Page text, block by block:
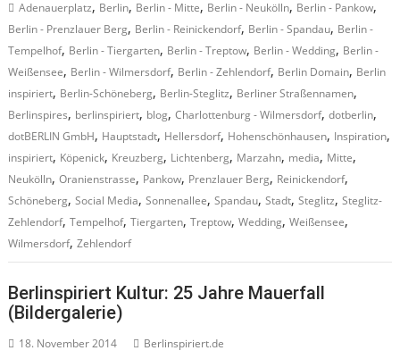
Adenauerplatz, Berlin, Berlin - Mitte, Berlin - Neukölln, Berlin - Pankow,
Berlin - Prenzlauer Berg, Berlin - Reinickendorf, Berlin - Spandau, Berlin -
Tempelhof, Berlin - Tiergarten, Berlin - Treptow, Berlin - Wedding, Berlin -
Weißensee, Berlin - Wilmersdorf, Berlin - Zehlendorf, Berlin Domain, Berlin
inspiriert, Berlin-Schöneberg, Berlin-Steglitz, Berliner Straßennamen,
Berlinspires, berlinspiriert, blog,Charlottenburg - Wilmersdorf,dotberlin,
dotBERLIN GmbH, Hauptstadt, Hellersdorf, Hohenschönhausen, Inspiration,
inspiriert, Köpenick, Kreuzberg, Lichtenberg, Marzahn, media, Mitte,
Neukölln,Oranienstrasse, Pankow, Prenzlauer Berg, Reinickendorf,
Schöneberg,Social Media,Sonnenallee,Spandau,Stadt,Steglitz,Steglitz-
Zehlendorf,Tempelhof,Tiergarten,Treptow,Wedding,Weißensee,
Wilmersdorf,Zehlendorf
Berlinspiriert Kultur: 25 Jahre Mauerfall
(Bildergalerie)
18. November 2014 Berlinspiriert.de